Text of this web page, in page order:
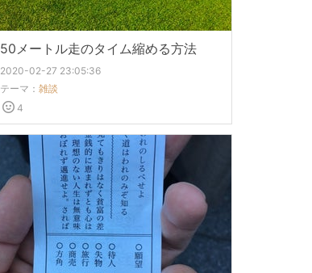
50メートル走のタイム縮める方法
2020-02-27 23:05:36
テーマ： 雑談
4